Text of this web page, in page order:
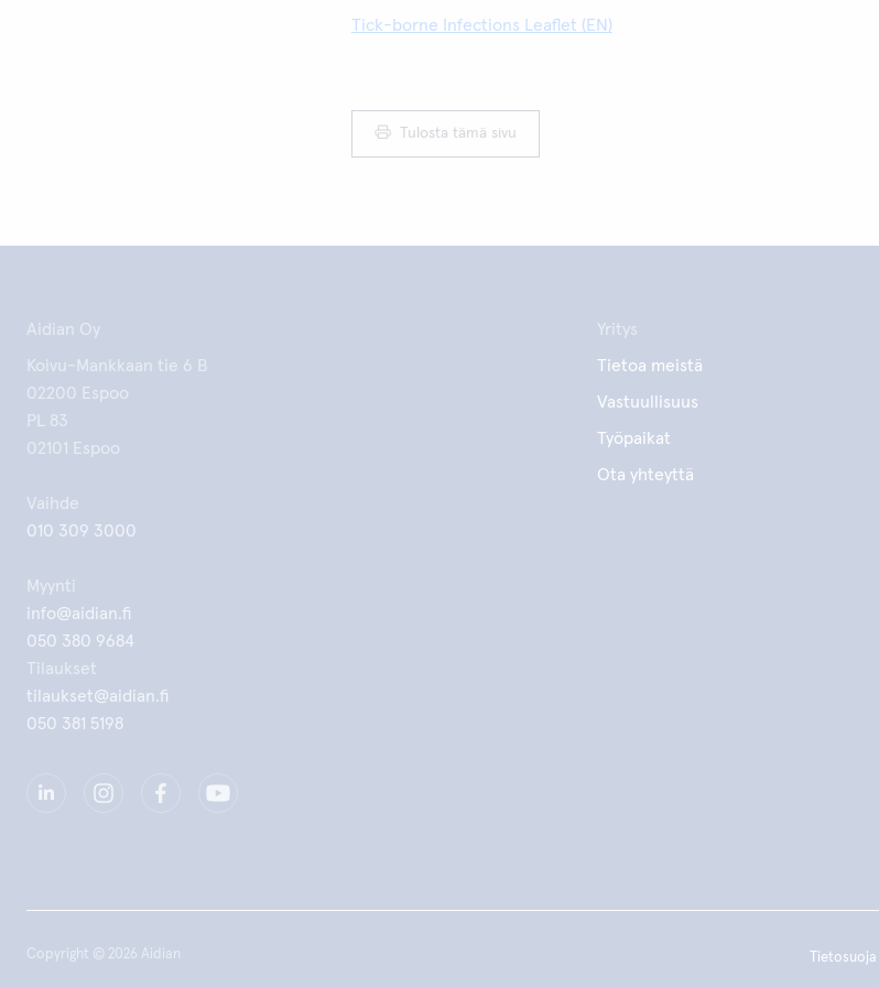
Tick-borne Infections Leaflet (EN)
Tulosta tämä sivu
Aidian Oy
Koivu-Mankkaan tie 6 B
02200 Espoo
PL 83
02101 Espoo
Vaihde
010 309 3000
Myynti
info@aidian.fi
050 380 9684
Tilaukset
tilaukset@aidian.fi
050 381 5198
Yritys
Tietoa meistä
Vastuullisuus
Työpaikat
Ota yhteyttä
Copyright © 2026 Aidian Tietosuoja